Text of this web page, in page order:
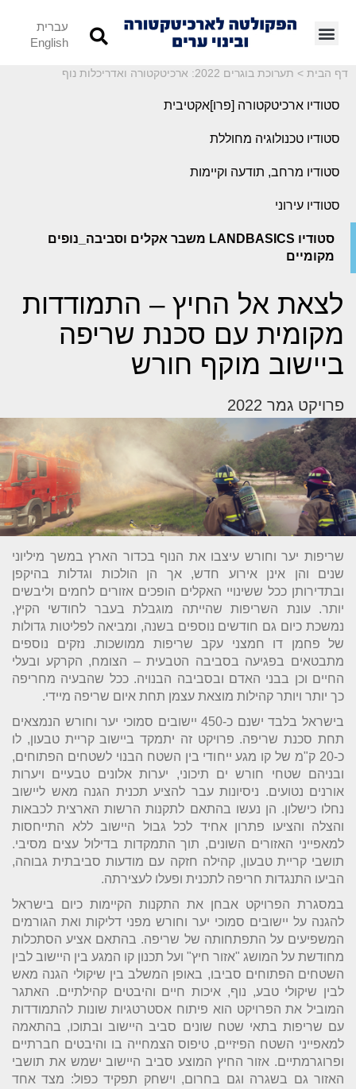
עברית
English
דף הבית > תערוכת בוגרים 2022: ארכיטקטורה ואדריכלות נוף
סטודיו ארכיטקטורה [פרו]אקטיבית
סטודיו טכנולוגיה מחוללת
סטודיו מרחב, תודעה וקיימות
סטודיו עירוני
סטודיו LANDBASICS משבר אקלים וסביבה_נופים
מקומיים
לצאת אל החיץ – התמודדות
מקומית עם סכנת שריפה
ביישוב מוקף חורש
פרויקט גמר 2022
שריפות יער וחורש עיצבו את הנוף בכדור הארץ במשך מיליוני
שנים והן אינן אירוע חדש, אך הן הולכות וגדלות בהיקפן
ובתדירותן ככל ששינויי האקלים הופכים אזורים לחמים וליבשים
יותר. עונת השריפות שהייתה מוגבלת בעבר לחודשי הקיץ,
נמשכת כיום גם חודשים נוספים בשנה, ומביאה לפליטות גדולות
של פחמן דו חמצני עקב שריפות ממושכות. נזקים נוספים
מתבטאים בפגיעה בסביבה הטבעית – הצומח, הקרקע ובעלי
החיים וכן בבני האדם ובסביבה הבנויה. ככל שהבעיה מחריפה
כך יותר ויותר קהילות מוצאת עצמן תחת איום שריפה מיידי.
בישראל בלבד ישנם כ-450 יישובים סמוכי יער וחורש הנמצאים
תחת סכנת שריפה. פרויקט זה יתמקד ביישוב קריית טבעון, לו
כ-20 ק"מ של קו מגע ייחודי בין השטח הבנוי לשטחים הפתוחים,
ובניהם שטחי חורש ים תיכוני, יערות אלונים טבעיים ויערות
אורנים נטועים. ניסיונות עבר להציע תכנית הגנה מאש ליישוב
נחלו כישלון. הן נעשו בהתאם לתקנות הרשות הארצית לכבאות
והצלה והציעו פתרון אחיד לכל גבול היישוב ללא התייחסות
למאפייני האזורים השונים, תוך התמקדות בדילול עצים מסיבי.
תושבי קריית טבעון, קהילה חזקה עם מודעות סביבתית גבוהה,
הביעו התנגדות חריפה לתכנית ופעלו לעצירתה.
במסגרת הפרויקט אבחן את התקנות הקיימות כיום בישראל
להגנה על יישובים סמוכי יער וחורש מפני דליקות ואת הגורמים
המשפיעים על התפתחותה של שריפה. בהתאם אציע הסתכלות
מחודשת על המושג "אזור חיץ" ועל תכנון קו המגע בין היישוב לבין
השטחים הפתוחים סביבו, באופן המשלב בין שיקולי הגנה מאש
לבין שיקולי טבע, נוף, איכות חיים והיבטים קהילתיים. האתגר
המוביל את הפרויקט הוא פיתוח אסטרטגיות שונות להתמודדות
עם שריפות בתאי שטח שונים סביב היישוב ובתוכו, בהתאמה
למאפייני השטח הפיזיים, טיפוס הצמחייה בו והיבטים חברתיים
ופרוגרמתיים. אזור החיץ המוצע סביב היישוב ישמש את תושבי
האזור גם בשגרה וגם בחרום, וישחק תפקיד כפול: מצד אחד